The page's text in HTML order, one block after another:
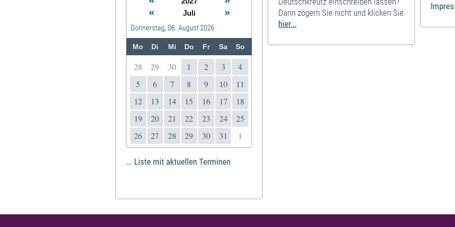
«
Juli »
Donnerstag, 06. August 2026
Mo Di Mi Do Fr Sa So
28 29 30 1 2 3
4
5
6 7 8 9 10
11
12
13 14 15 16 17
18
19
20 21 22 23 24
25
26
27 28 29 30 31 1
... Liste mit aktuellen Terminen
Dann zögern Sie nicht und klicken Sie
hier...